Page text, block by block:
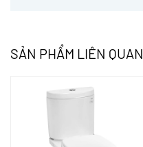
SẢN PHẨM LIÊN QUAN